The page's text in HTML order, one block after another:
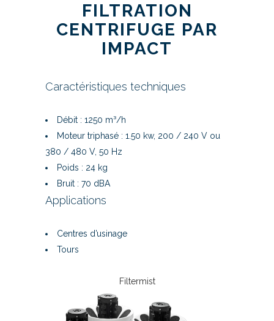
FILTRATION
CENTRIFUGE PAR
IMPACT
Caractéristiques techniques
Débit : 1250 m³/h
Moteur triphasé : 1.50 kw, 200 / 240 V ou
380 / 480 V, 50 Hz
Poids : 24 kg
Bruit : 70 dBA
Applications
Centres d’usinage
Tours
Filtermist